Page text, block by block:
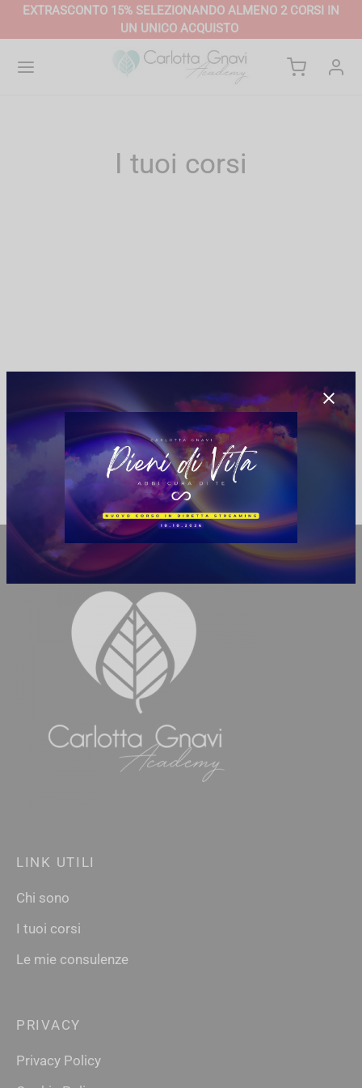
EXTRASCONTO 15% SELEZIONANDO ALMENO 2 CORSI
IN
UN UNICO ACQUISTO
I tuoi corsi
LINK UTILI
Chi sono
I tuoi corsi
Le mie consulenze
PRIVACY
Privacy Policy